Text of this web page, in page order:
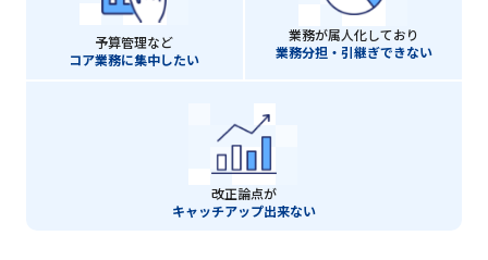
予算管理など
コア業務に集中したい
業務が属人化しており
業務分担・引継ぎできない
改正論点が
キャッチアップ出来ない